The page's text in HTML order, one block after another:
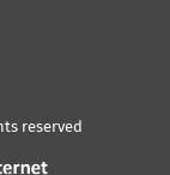
reserved